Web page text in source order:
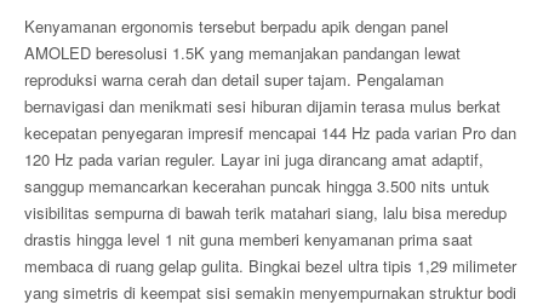
Kenyamanan ergonomis tersebut berpadu apik dengan panel
AMOLED beresolusi 1.5K yang memanjakan pandangan lewat
reproduksi warna cerah dan detail super tajam. Pengalaman
bernavigasi dan menikmati sesi hiburan dijamin terasa mulus berkat
kecepatan penyegaran impresif mencapai 144 Hz pada varian Pro dan
120 Hz pada varian reguler. Layar ini juga dirancang amat adaptif,
sanggup memancarkan kecerahan puncak hingga 3.500 nits untuk
visibilitas sempurna di bawah terik matahari siang, lalu bisa meredup
drastis hingga level 1 nit guna memberi kenyamanan prima saat
membaca di ruang gelap gulita. Bingkai bezel ultra tipis 1,29 milimeter
yang simetris di keempat sisi semakin menyempurnakan struktur bodi